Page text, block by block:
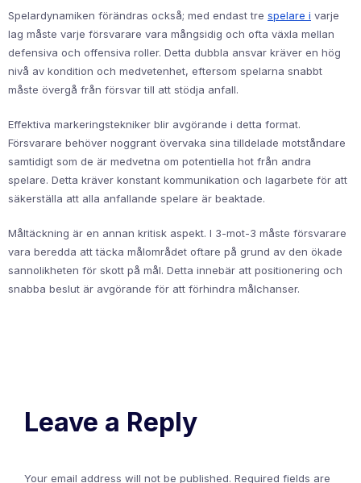
Spelardynamiken förändras också; med endast tre spelare i varje
lag måste varje försvarare vara mångsidig och ofta växla mellan
defensiva och offensiva roller. Detta dubbla ansvar kräver en hög
nivå av kondition och medvetenhet, eftersom spelarna snabbt
måste övergå från försvar till att stödja anfall.
Effektiva markeringstekniker blir avgörande i detta format.
Försvarare behöver noggrant övervaka sina tilldelade motståndare
samtidigt som de är medvetna om potentiella hot från andra
spelare. Detta kräver konstant kommunikation och lagarbete för att
säkerställa att alla anfallande spelare är beaktade.
Måltäckning är en annan kritisk aspekt. I 3-mot-3 måste försvarare
vara beredda att täcka målområdet oftare på grund av den ökade
sannolikheten för skott på mål. Detta innebär att positionering och
snabba beslut är avgörande för att förhindra målchanser.
Leave a Reply
Your email address will not be published. Required fields are